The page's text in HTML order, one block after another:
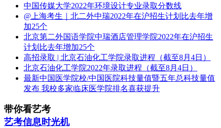
中国传媒大学2022年环境设计专业录取分数线
@上海考生｜北二外中瑞2022年在沪招生计划比去年增
加25个
北京第二外国语学院中瑞酒店管理学院2022年在沪招生
计划比去年增加25个
高招录取 | 北京石油化工学院录取进程（截至8月4日）
北京石油化工学院2022年录取进程（截至8月4日）
最新中国医学院校/中国医院科技量值暨五年总科技量值
发布 我校多家临床医学院排名喜获提升
带你看艺考
艺考信息时光机